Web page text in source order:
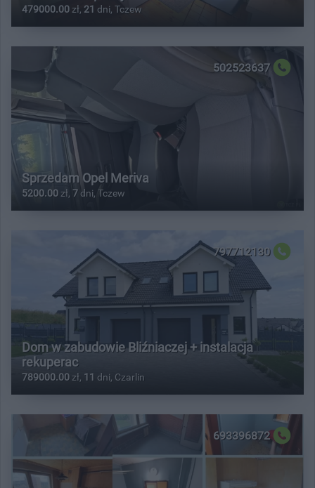
479000.00 zł, 21 dni, Tczew
502523637
Sprzedam Opel Meriva
5200.00 zł, 7 dni, Tczew
797712130
Dom w zabudowie Bliźniaczej + instalacja
rekuperac
789000.00 zł, 11 dni, Czarlin
693396872